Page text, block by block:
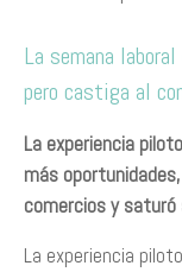
La semana
pero castiga al
La experiencia
más
comercios y
La experiencia